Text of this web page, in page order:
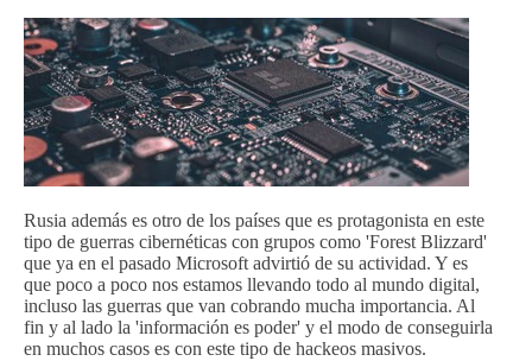
Rusia además es otro de los países que es protagonista en este
tipo de guerras cibernéticas con grupos como 'Forest Blizzard'
que ya en el pasado Microsoft advirtió de su actividad. Y es
que poco a poco nos estamos llevando todo al mundo digital,
incluso las guerras que van cobrando mucha importancia. Al
fin y al lado la 'información es poder' y el modo de conseguirla
en muchos casos es con este tipo de hackeos masivos.